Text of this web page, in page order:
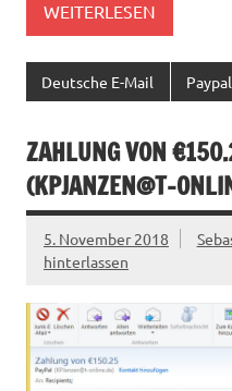
WEITERLESEN
Deutsche E-Mail Paypal
ZAHLUNG VON
(KPJANZEN@T-
5. November 2018
hinterlassen